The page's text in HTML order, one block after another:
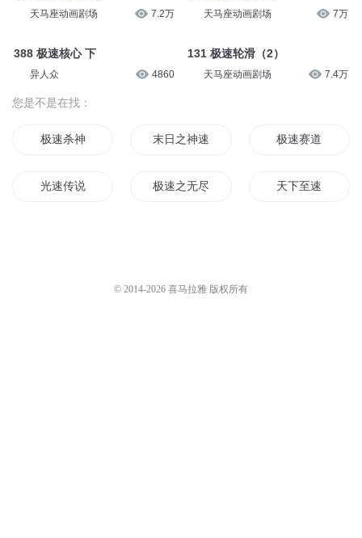
天马座动画剧场 7.2万
388 极速核心 下
异人众 4860
天马座动画剧场 7万
131 极速轮滑（2）
天马座动画剧场 7.4万
您是不是在找：
极速杀神 末日之神速大师 极速赛道
光速传说 极速之无尽时空 天下至速
© 2014-2026 喜马拉雅 版权所有